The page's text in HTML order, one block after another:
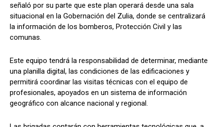
señaló por su parte que este plan operará desde una sala
situacional en la Gobernación del Zulia, donde se centralizará
la información de los bomberos, Protección Civil y las
comunas.
Este equipo tendrá la responsabilidad de determinar, mediante
una planilla digital, las condiciones de las edificaciones y
permitirá coordinar las visitas técnicas con el equipo de
profesionales, apoyados en un sistema de información
geográfico con alcance nacional y regional.